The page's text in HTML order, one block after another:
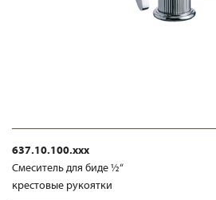
637.10.100.xxx
Смеситель для биде ½“
крестовые рукоятки